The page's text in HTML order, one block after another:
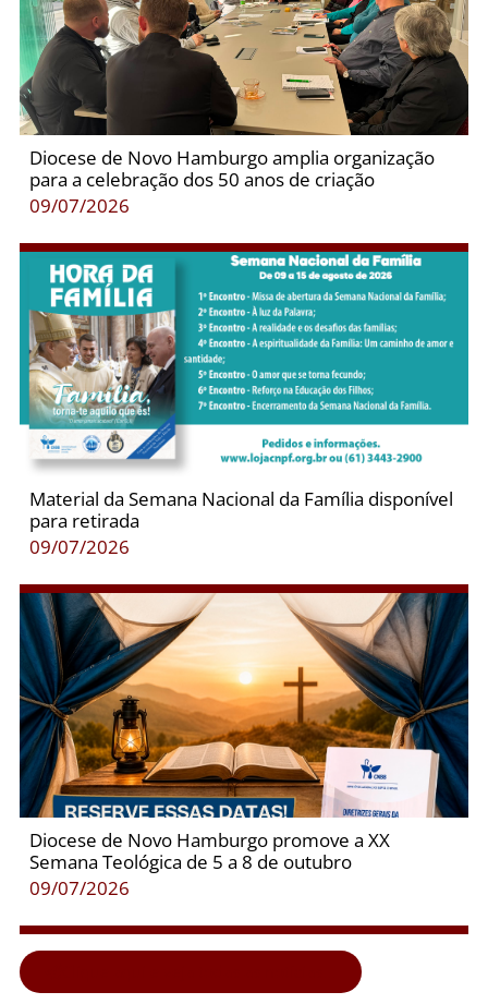
Diocese de Novo Hamburgo amplia organização
para a celebração dos 50 anos de criação
09/07/2026
Material da Semana Nacional da Família disponível
para retirada
09/07/2026
Diocese de Novo Hamburgo promove a XX
Semana Teológica de 5 a 8 de outubro
09/07/2026